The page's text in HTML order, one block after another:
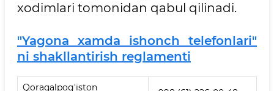
xodimlari tomonidan qabul qilinadi.
"Yagona xamda ishonch telefonlari"
ni shakllantirish reglamenti
Qoraqalpog'iston